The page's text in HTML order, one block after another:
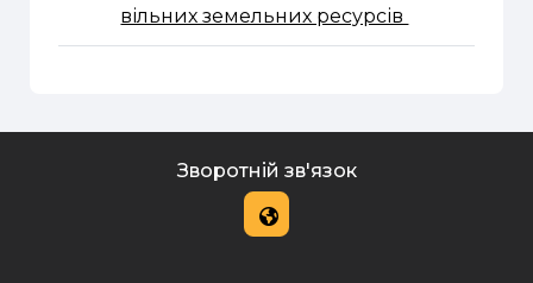
вільних земельних ресурсів
Зворотній зв'язок